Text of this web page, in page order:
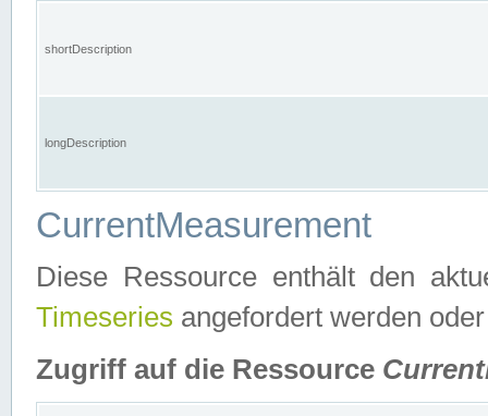
shortDescription
longDescription
CurrentMeasurement
Diese Ressource enthält den
Timeseries angefordert werden
Zugriff auf die Ressource